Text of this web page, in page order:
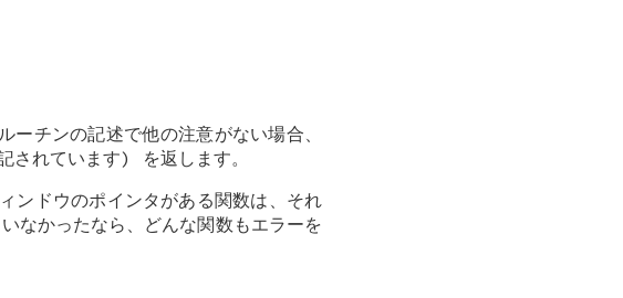
ーチンの記述で他の注意がない場合、
されています) を返します。
ンドウのポインタがある関数は、それ
かったなら、どんな関数もエラーを